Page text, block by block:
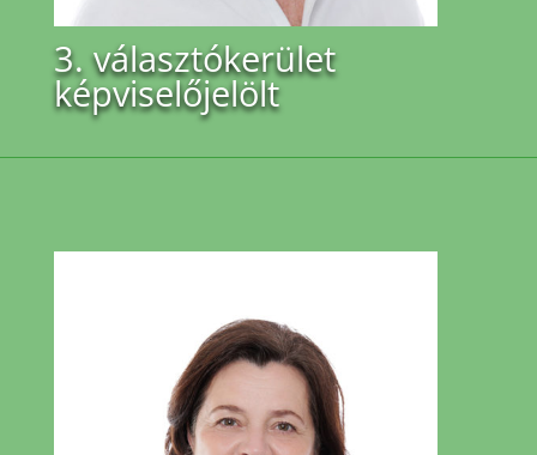
3. választókerület
képviselőjelölt